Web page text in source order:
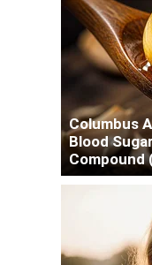
Columbus
Blood
Compound